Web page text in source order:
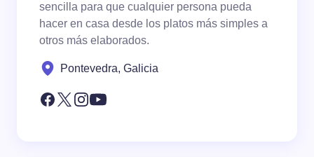
sencilla para que cualquier persona pueda
hacer en casa desde los platos más simples a
otros más elaborados.
Pontevedra, Galicia